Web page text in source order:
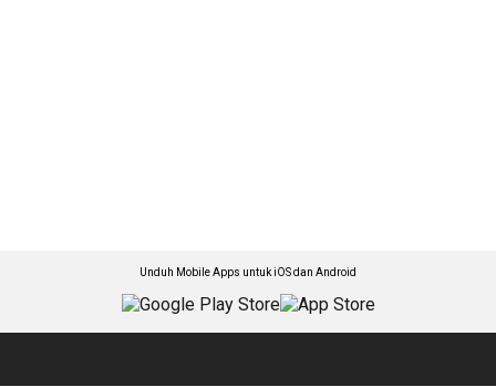
Unduh Mobile Apps untuk iOS dan Android